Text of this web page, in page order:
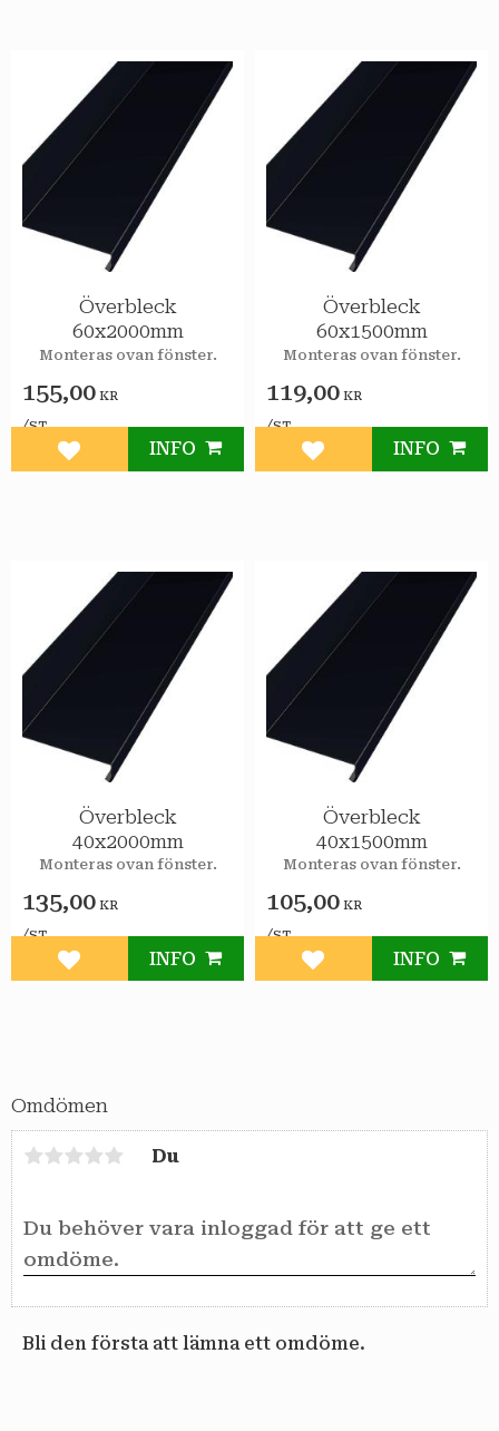
Omdömen
Du
Bli den första att lämna ett omdöme.
Överbleck
60x2000mm
Monteras ovan fönster.
155,00 KR
/ST
Lägg till i favoriter
INFO
Överbleck
60x1500mm
Monteras ovan fönster.
119,00 KR
/ST
Lägg till i favoriter
INFO
Överbleck
40x2000mm
Monteras ovan fönster.
135,00 KR
/ST
Lägg till i favoriter
INFO
Överbleck
40x1500mm
Monteras ovan fönster.
105,00 KR
/ST
Lägg till i favoriter
INFO